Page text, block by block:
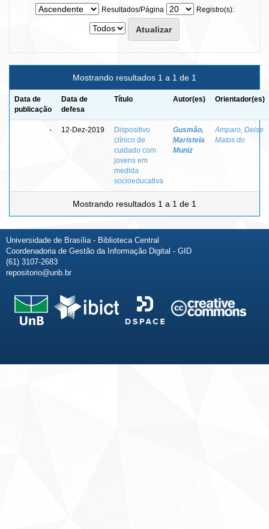
Resultados/Página
Registro(s):
Mostrando resultados 1 a 1 de 1
Data de
publicação
Data de
defesa
Título Autor(es) Orientador(es)
- 12-Dez-2019
Dispositivo
clínico de
cuidado com
jovens em
medida
socioeducativa
Gusmão,
Maristela
Muniz
Amparo, Deise
Matos do
Mostrando resultados 1 a 1 de 1
Universidade de Brasília - Biblioteca Central
Coordenadoria de Gestão da Informação Digital - GID
(61) 3107-2683
repositorio@unb.br